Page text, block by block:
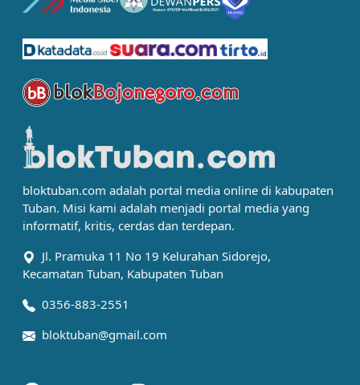
bloktuban.com adalah portal media online di kabupaten
Tuban. Misi kami adalah menjadi portal media yang
informatif, kritis, cerdas dan terdepan.
Jl. Pramuka 11 No 19 Kelurahan Sidorejo,
Kecamatan Tuban, Kabupaten Tuban
0356-883-2551
bloktuban@gmail.com